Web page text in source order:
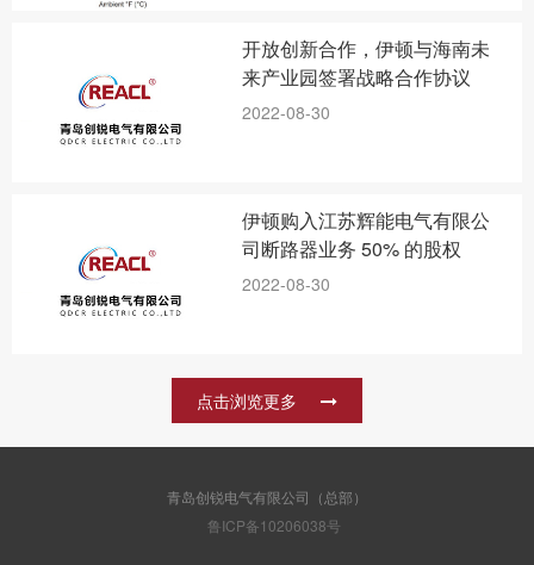
开放创新合作，伊顿与海南未
来产业园签署战略合作协议
2022-08-30
伊顿购入江苏辉能电气有限公
司断路器业务 50% 的股权
2022-08-30
点击浏览更多
青岛创锐电气有限公司（总部）
鲁ICP备10206038号